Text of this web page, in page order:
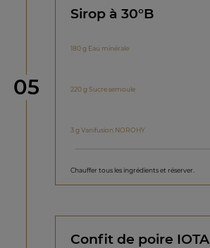
étape
05
Sirop à 30°B
180 g Eau minérale
220 g Sucre semoule
3 g Vanifusion NOROHY
Chauffer tous les ingrédients et réserver.
Confit de poire IOTA